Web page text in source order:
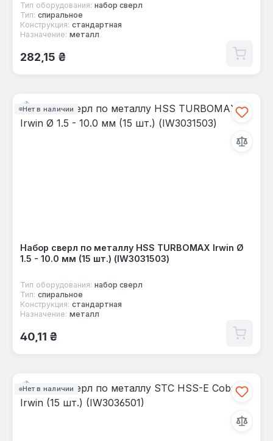
Тип оборудования: набор сверл
Тип: спиральное
Конструкция: стандартная
Назначение: металл
Обычная цена:
282,15 ₴
Нет в наличии
Набор сверл по металлу HSS TURBOMAX Irwin Ø
1.5 - 10.0 мм (15 шт.) (IW3031503)
Тип оборудования: набор сверл
Тип: спиральное
Конструкция: стандартная
Назначение: металл
Обычная цена:
40,11 ₴
Нет в наличии